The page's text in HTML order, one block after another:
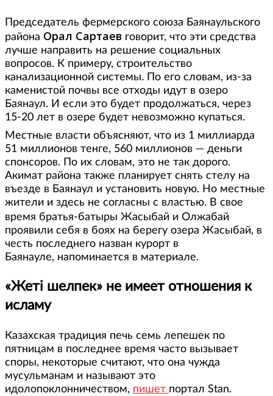
Председатель фермерского союза Баянаульского
района Орал Сартаев говорит, что эти средства
лучше направить на решение социальных
вопросов. К примеру, строительство
канализационной системы. По его словам, из-за
каменистой почвы все отходы идут в озеро
Баянаул. И если это будет продолжаться, через
15-20 лет в озере будет невозможно купаться.
Местные власти объясняют, что из 1 миллиарда
51 миллионов тенге, 560 миллионов — деньги
спонсоров. По их словам, это не так дорого.
Акимат района также планирует снять стелу на
въезде в Баянаул и установить новую. Но местные
жители и здесь не согласны с властью. В свое
время братья-батыры Жасыбай и Олжабай
проявили себя в боях на берегу озера Жасыбай, в
честь последнего назван курорт в
Баянауле, напоминается в материале.
«Жеті шелпек» не имеет отношения к
исламу
Казахская традиция печь семь лепешек по
пятницам в последнее время часто вызывает
споры, некоторые считают, что она чужда
мусульманам и называют это
идолопоклонничеством, пишет портал Stan.